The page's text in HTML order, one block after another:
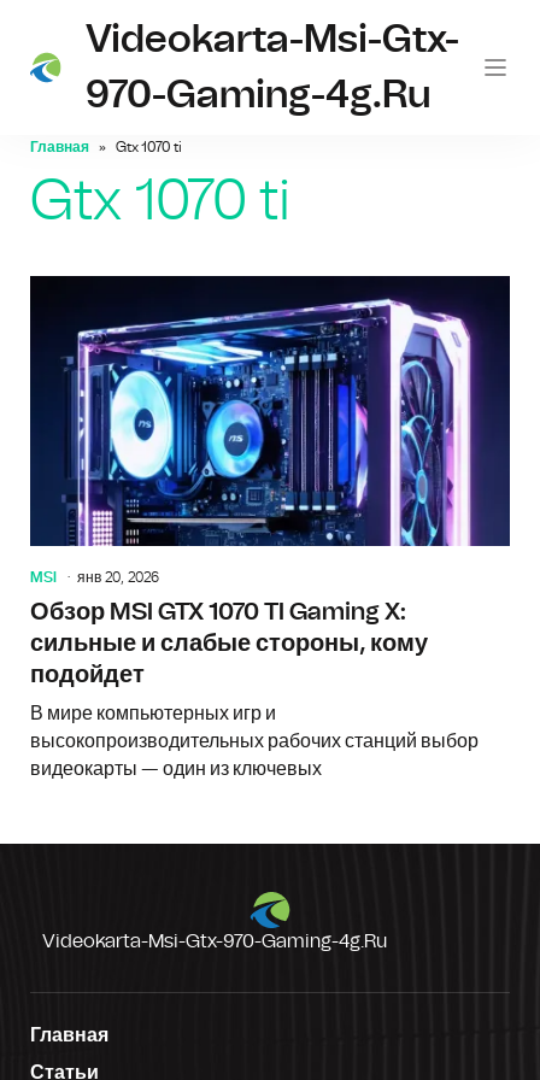
Videokarta-Msi-Gtx-
970-Gaming-4g.ru
Главная Gtx 1070 ti
Gtx 1070 ti
MSI янв 20, 2026
Обзор MSI GTX 1070 TI Gaming X:
сильные и слабые стороны, кому
подойдет
В мире компьютерных игр и
высокопроизводительных рабочих станций выбор
видеокарты — один из ключевых
Videokarta-Msi-Gtx-970-Gaming-4g.ru
Главная
Статьи